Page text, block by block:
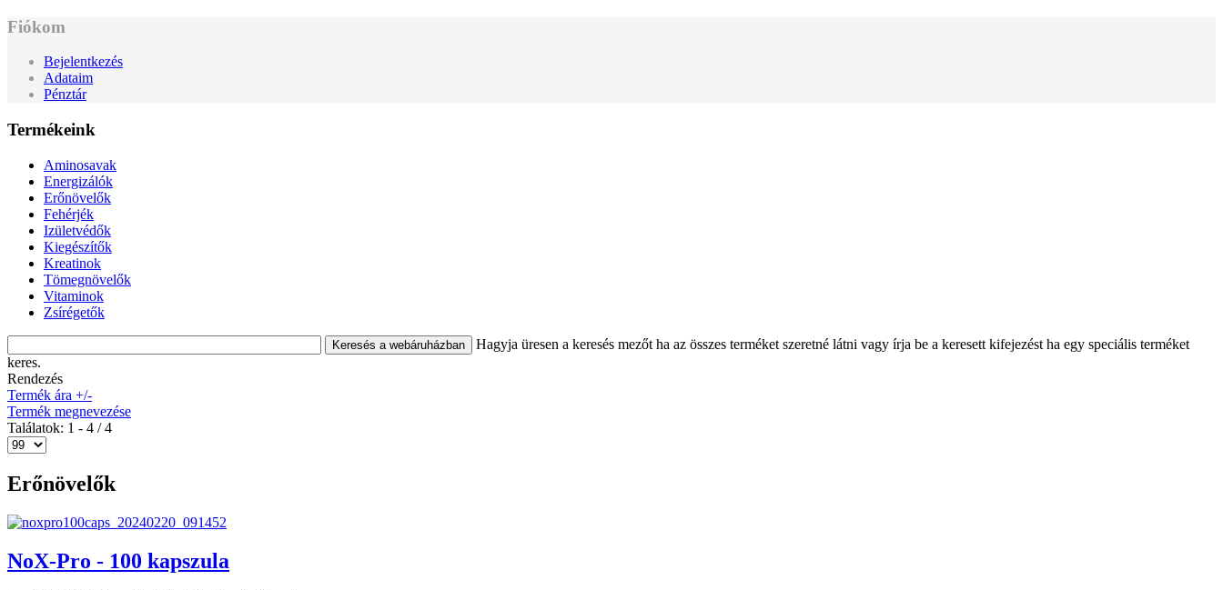
Fiókom
Bejelentkezés
Adataim
Pénztár
Termékeink
Aminosavak
Energizálók
Erőnövelők
Fehérjék
Izületvédők
Kiegészítők
Kreatinok
Tömegnövelők
Vitaminok
Zsírégetők
Hagyja üresen a keresés mezőt ha az összes terméket szeretné látni vagy írja be a keresett kifejezést ha egy speciális terméket
keres.
Rendezés
Termék ára +/-
Termék megnevezése
Találatok: 1 - 4 / 4
Erőnövelők
NoX-Pro - 100 kapszula